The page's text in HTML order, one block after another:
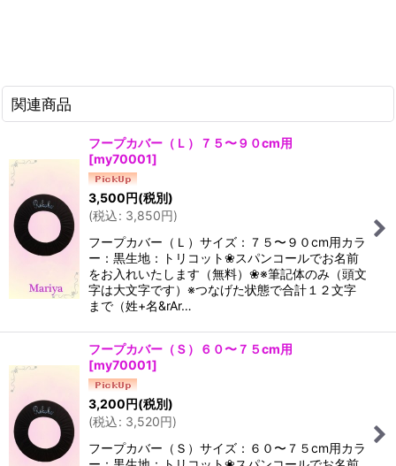
関連商品
フープカバー（Ｌ）７５〜９０cm用
[my70001]
3,500円(税別)
(税込: 3,850円)
フープカバー（Ｌ）サイズ：７５〜９０cm用カラ
ー：黒生地：トリコット❀スパンコールでお名前
をお入れいたします（無料）❀※筆記体のみ（頭文
字は大文字です）※つなげた状態で合計１２文字
まで（姓+名&rAr…
フープカバー（Ｓ）６０〜７５cm用
[my70001]
3,200円(税別)
(税込: 3,520円)
フープカバー（Ｓ）サイズ：６０〜７５cm用カラ